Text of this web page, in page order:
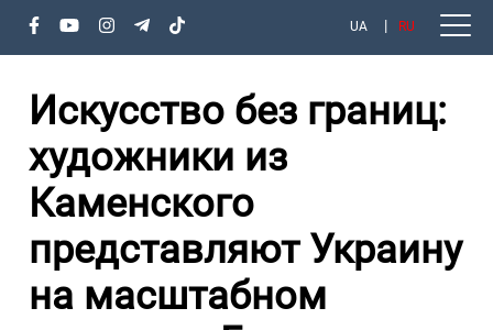
UA RU
Искусство без границ:
художники из
Каменского
представляют Украину
на масштабном